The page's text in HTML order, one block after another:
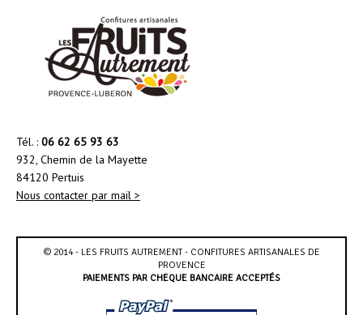
Tél. : 06 62 65 93 63
932, Chemin de la Mayette
84120 Pertuis
Nous contacter par mail >
© 2014 - LES FRUITS AUTREMENT - CONFITURES ARTISANALES DE
PROVENCE
PAIEMENTS PAR CHÈQUE BANCAIRE ACCEPTÉS